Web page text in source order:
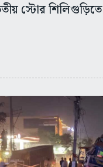
স্টোর শিলিগুড়িতে